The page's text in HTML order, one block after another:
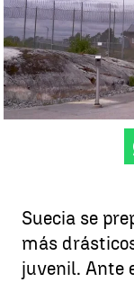
Sara Díaz
Actualizado:03
Publicado:03 de
Suecia se
más
juvenil. Ante